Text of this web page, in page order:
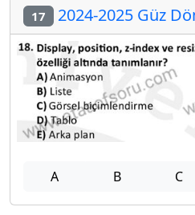
17 2024-2025 Güz
A B C